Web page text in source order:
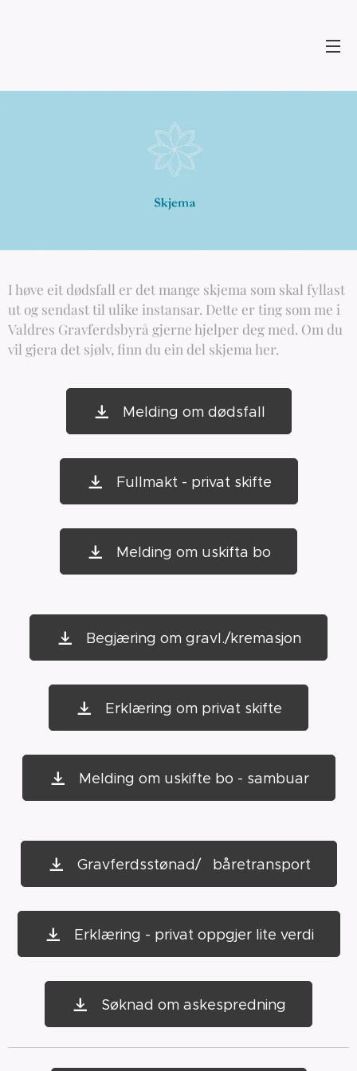
I høve eit dødsfall er det mange skjema som skal fyllast
ut og sendast til ulike instansar. Dette er ting som me i
Valdres Gravferdsbyrå gjerne hjelper deg med. Om du
vil gjera det sjølv, finn du ein del skjema her.
Melding om dødsfall
Fullmakt - privat skifte
Melding om uskifta bo
Begjæring om gravl./kremasjon
Erklæring om privat skifte
Melding om uskifte bo - sambuar
Gravferdsstønad/ båretransport
Erklæring - privat oppgjer lite verdi
Søknad om askespredning